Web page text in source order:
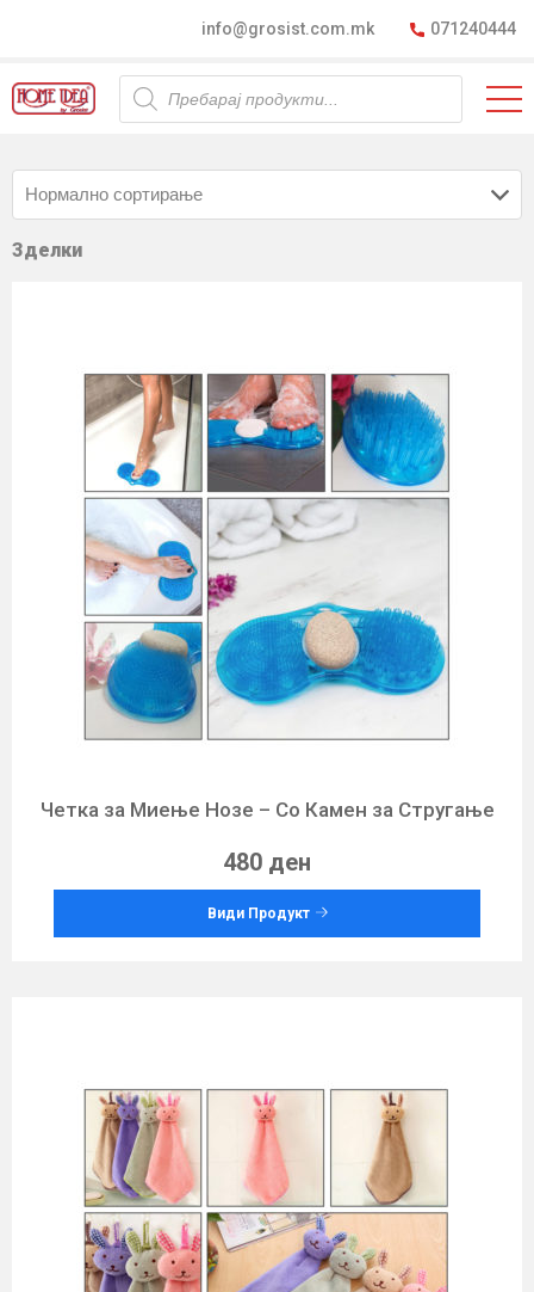
info@grosist.com.mk 071240444
Products
search
Зделки
Четка за Миење Нозе – Со Камен за Стругање
480 ден
Види Продукт